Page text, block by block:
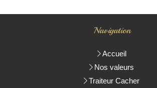
Navigation
Accueil
Nos valeurs
Traiteur Cacher